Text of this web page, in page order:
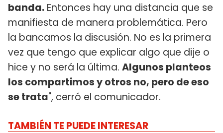
banda. Entonces hay una distancia que se
manifiesta de manera problemática. Pero
la bancamos la discusión. No es la primera
vez que tengo que explicar algo que dije o
hice y no será la última. Algunos planteos
los compartimos y otros no, pero de eso
se trata", cerró el comunicador.
TAMBIÉN TE PUEDE INTERESAR